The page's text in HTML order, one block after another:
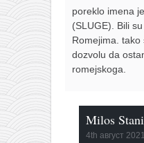
poreklo imena
(SLUGE). Bili
Romejima. tako
dozvolu da
romejskoga.
Milos
4th август